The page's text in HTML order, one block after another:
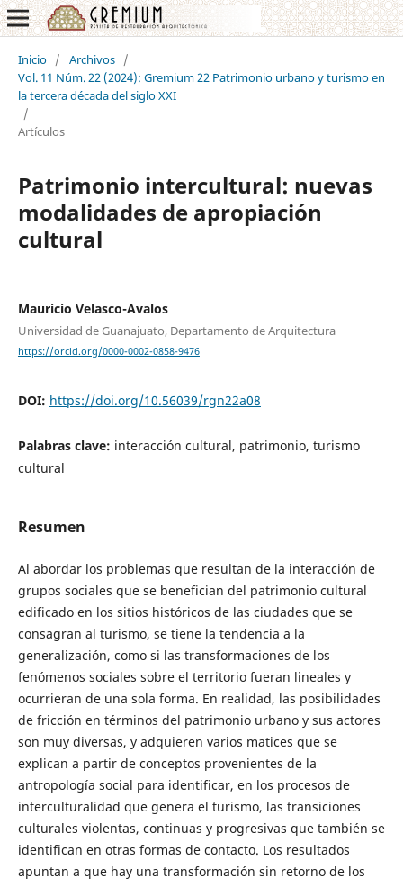
Inicio / Archivos /
Vol. 11 Núm. 22 (2024): Gremium 22 Patrimonio urbano y turismo en
la tercera década del siglo XXI
/
Artículos
Patrimonio intercultural: nuevas
modalidades de apropiación
cultural
Mauricio Velasco-Avalos
Universidad de Guanajuato, Departamento de Arquitectura
https://orcid.org/0000-0002-0858-9476
DOI: https://doi.org/10.56039/rgn22a08
Palabras clave: interacción cultural, patrimonio, turismo
cultural
Resumen
Al abordar los problemas que resultan de la interacción de
grupos sociales que se benefician del patrimonio cultural
edificado en los sitios históricos de las ciudades que se
consagran al turismo, se tiene la tendencia a la
generalización, como si las transformaciones de los
fenómenos sociales sobre el territorio fueran lineales y
ocurrieran de una sola forma. En realidad, las posibilidades
de fricción en términos del patrimonio urbano y sus actores
son muy diversas, y adquieren varios matices que se
explican a partir de conceptos provenientes de la
antropología social para identificar, en los procesos de
interculturalidad que genera el turismo, las transiciones
culturales violentas, continuas y progresivas que también se
identifican en otras formas de contacto. Los resultados
apuntan a que hay una transformación sin retorno de los